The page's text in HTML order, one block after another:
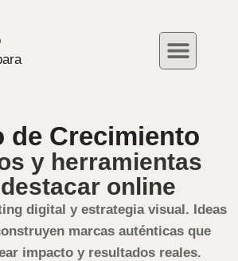
de Crecimiento
y herramientas
online
digital y estrategia visual. Ideas
marcas auténticas que
impacto y resultados reales.